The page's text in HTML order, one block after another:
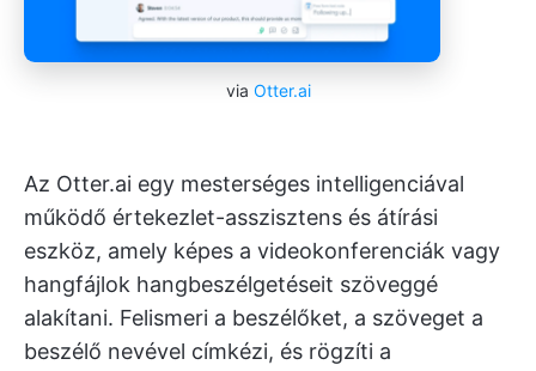
via Otter.ai
Az Otter.ai egy mesterséges intelligenciával
működő értekezlet-asszisztens és átírási
eszköz, amely képes a videokonferenciák vagy
hangfájlok hangbeszélgetéseit szöveggé
alakítani. Felismeri a beszélőket, a szöveget a
beszélő nevével címkézi, és rögzíti a